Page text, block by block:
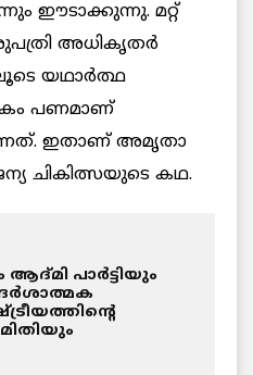
ഈടാക്കുന്നു. മറ്റ്
അധികൃതര്‍
യഥാര്‍ത്ഥ
പണമാണ്
ഇതാണ് അമൃതാ
ചികിത്സയുടെ കഥ.
പാര്‍ട്ടിയും